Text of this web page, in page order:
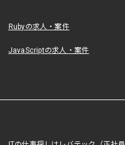
Rubyの求人・案件
JavaScriptの求人・案件